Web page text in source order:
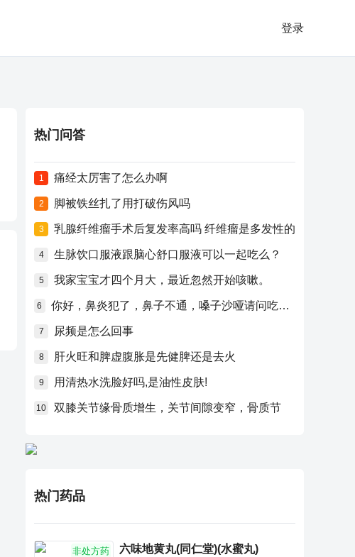
登录
热门问答
1 痛经太厉害了怎么办啊
2 脚被铁丝扎了用打破伤风吗
3 乳腺纤维瘤手术后复发率高吗 纤维瘤是多发性的
4 生脉饮口服液跟脑心舒口服液可以一起吃么？
5 我家宝宝才四个月大，最近忽然开始咳嗽。
6 你好，鼻炎犯了，鼻子不通，嗓子沙哑请问吃什么药比较好？
7 尿频是怎么回事
8 肝火旺和脾虚腹胀是先健脾还是去火
9 用清热水洗脸好吗,是油性皮肤!
10 双膝关节缘骨质增生，关节间隙变窄，骨质节
热门药品
非处方药 六味地黄丸(同仁堂)(水蜜丸)